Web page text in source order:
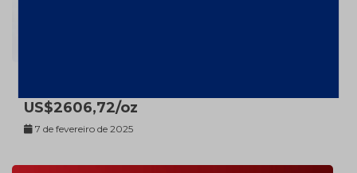
US$2606,72/oz
7 de fevereiro de 2025